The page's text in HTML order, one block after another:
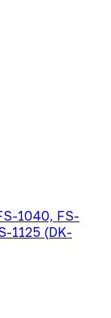
1040, FS-
1125 (DK-